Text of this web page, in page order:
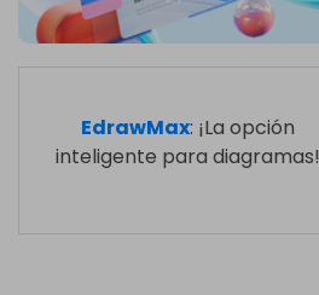
EdrawMax: ¡La opción
inteligente para diagramas!